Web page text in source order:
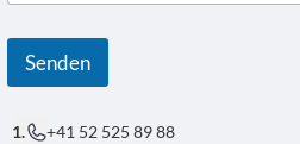
*
Senden
+41 52 525 89 88